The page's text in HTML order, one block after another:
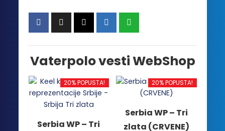
Vaterpolo vesti WebShop
20% POPUSTA!
Serbia WP – Tri
20% POPUSTA!
Serbia WP – Tri
zlata (CRVENE)